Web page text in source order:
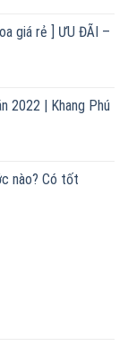
giá rẻ ] ƯU ĐÃI –
2022 | Khang Phú
nào? Có tốt